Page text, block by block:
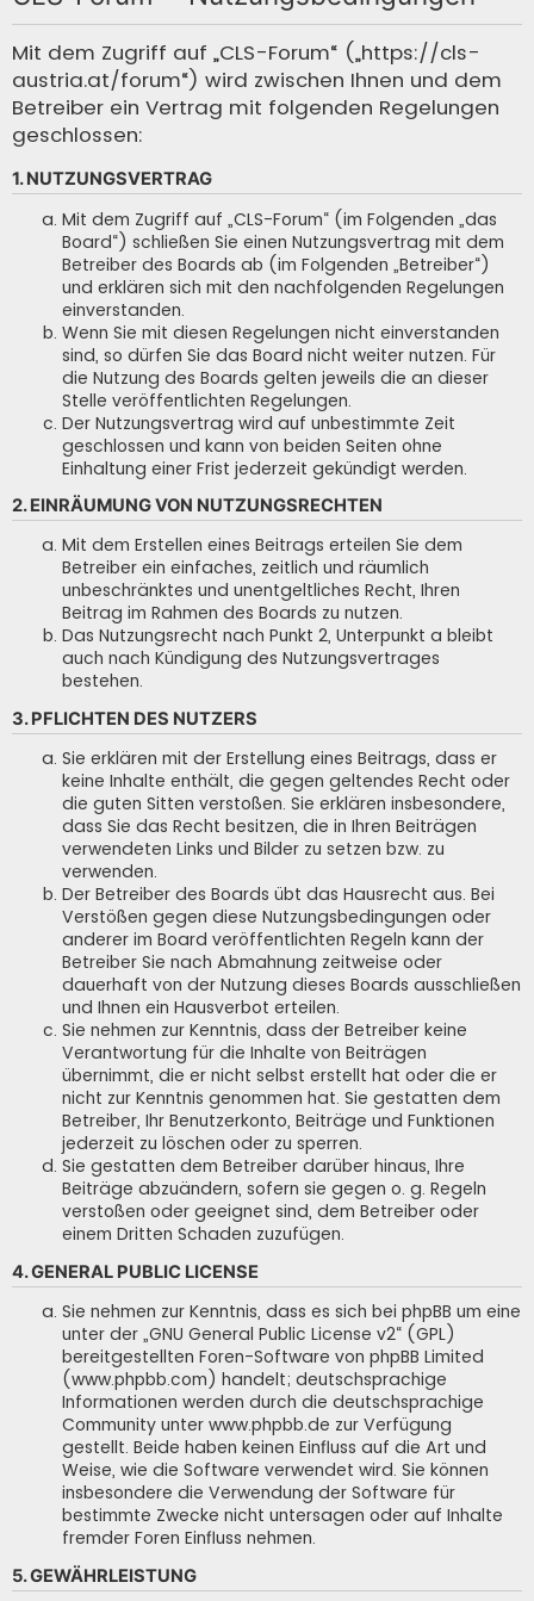
Mit dem Zugriff auf „CLS-Forum“ („https://cls-
austria.at/forum“) wird zwischen Ihnen und dem
Betreiber ein Vertrag mit folgenden Regelungen
geschlossen:
1. NUTZUNGSVERTRAG
Mit dem Zugriff auf „CLS-Forum“ (im Folgenden „das
Board“) schließen Sie einen Nutzungsvertrag mit dem
Betreiber des Boards ab (im Folgenden „Betreiber“)
und erklären sich mit den nachfolgenden Regelungen
einverstanden.
Wenn Sie mit diesen Regelungen nicht einverstanden
sind, so dürfen Sie das Board nicht weiter nutzen. Für
die Nutzung des Boards gelten jeweils die an dieser
Stelle veröffentlichten Regelungen.
Der Nutzungsvertrag wird auf unbestimmte Zeit
geschlossen und kann von beiden Seiten ohne
Einhaltung einer Frist jederzeit gekündigt werden.
2. EINRÄUMUNG VON NUTZUNGSRECHTEN
Mit dem Erstellen eines Beitrags erteilen Sie dem
Betreiber ein einfaches, zeitlich und räumlich
unbeschränktes und unentgeltliches Recht, Ihren
Beitrag im Rahmen des Boards zu nutzen.
Das Nutzungsrecht nach Punkt 2, Unterpunkt a bleibt
auch nach Kündigung des Nutzungsvertrages
bestehen.
3. PFLICHTEN DES NUTZERS
Sie erklären mit der Erstellung eines Beitrags, dass er
keine Inhalte enthält, die gegen geltendes Recht oder
die guten Sitten verstoßen. Sie erklären insbesondere,
dass Sie das Recht besitzen, die in Ihren Beiträgen
verwendeten Links und Bilder zu setzen bzw. zu
verwenden.
Der Betreiber des Boards übt das Hausrecht aus. Bei
Verstößen gegen diese Nutzungsbedingungen oder
anderer im Board veröffentlichten Regeln kann der
Betreiber Sie nach Abmahnung zeitweise oder
dauerhaft von der Nutzung dieses Boards ausschließen
und Ihnen ein Hausverbot erteilen.
Sie nehmen zur Kenntnis, dass der Betreiber keine
Verantwortung für die Inhalte von Beiträgen
übernimmt, die er nicht selbst erstellt hat oder die er
nicht zur Kenntnis genommen hat. Sie gestatten dem
Betreiber, Ihr Benutzerkonto, Beiträge und Funktionen
jederzeit zu löschen oder zu sperren.
Sie gestatten dem Betreiber darüber hinaus, Ihre
Beiträge abzuändern, sofern sie gegen o. g. Regeln
verstoßen oder geeignet sind, dem Betreiber oder
einem Dritten Schaden zuzufügen.
4. GENERAL PUBLIC LICENSE
Sie nehmen zur Kenntnis, dass es sich bei phpBB um eine
unter der „GNU General Public License v2“ (GPL)
bereitgestellten Foren-Software von phpBB Limited
(www.phpbb.com) handelt; deutschsprachige
Informationen werden durch die deutschsprachige
Community unter www.phpbb.de zur Verfügung
gestellt. Beide haben keinen Einfluss auf die Art und
Weise, wie die Software verwendet wird. Sie können
insbesondere die Verwendung der Software für
bestimmte Zwecke nicht untersagen oder auf Inhalte
fremder Foren Einfluss nehmen.
5. GEWÄHRLEISTUNG